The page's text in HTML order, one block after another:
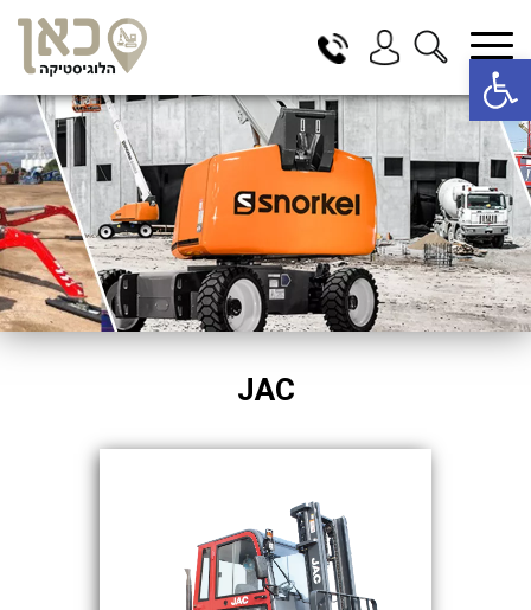
פתח סרגל נגישות
בחר תתקטגוריה בחר מיקום
הכל
בדרום
בצפון
במרכז
תל אביב
באר שבע
JAC